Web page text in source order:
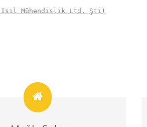
Isıl Mühendislik Ltd. Şti)